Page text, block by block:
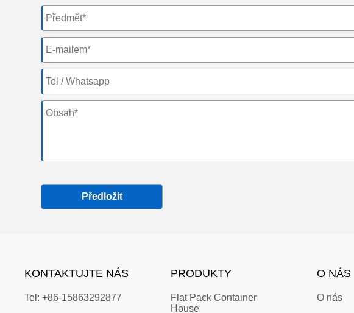
Předložit
KONTAKTUJTE NÁS
Tel: +86-15863292877
PRODUKTY
Flat Pack Container
House
O NÁS
O nás